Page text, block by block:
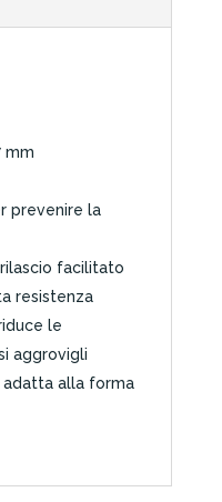
mm
prevenire la
facilitato
resistenza
le
aggrovigli
adatta alla forma